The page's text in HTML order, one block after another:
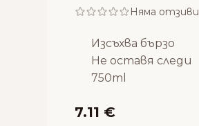
Няма отзиви
Изсъхва бързо
Не оставя следи
750ml
7.11 €